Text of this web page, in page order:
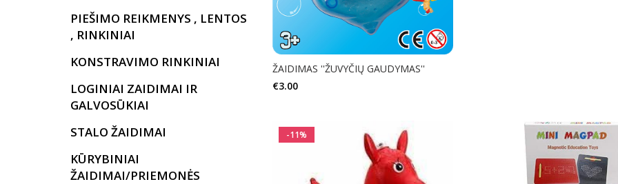
PIEŠIMO REIKMENYS , LENTOS
, RINKINIAI
KONSTRAVIMO RINKINIAI
LOGINIAI ZAIDIMAI IR
GALVOSŪKIAI
STALO ŽAIDIMAI
KŪRYBINIAI
ŽAIDIMAI/PRIEMONĖS
ŽAIDIMAS ''ŽUVYČIŲ GAUDYMAS''
€3.00
-11%